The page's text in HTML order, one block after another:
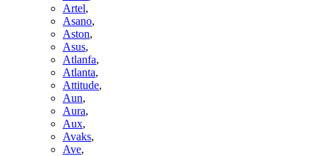
Artel,
Asano,
Aston,
Asus,
Atlanfa,
Atlanta,
Attitude,
Aun,
Aura,
Aux,
Avaks,
Ave,